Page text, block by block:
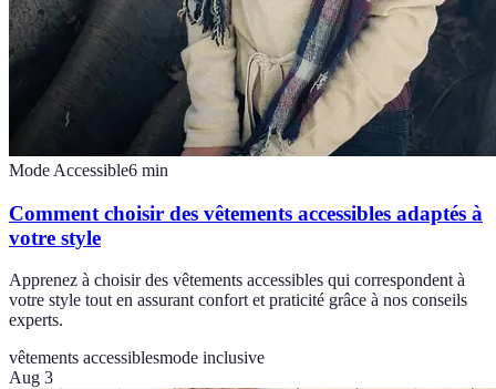
Mode Accessible6 min
Comment choisir des vêtements accessibles adaptés à
votre style
Apprenez à choisir des vêtements accessibles qui correspondent à
votre style tout en assurant confort et praticité grâce à nos conseils
experts.
vêtements accessiblesmode inclusive
Aug 3